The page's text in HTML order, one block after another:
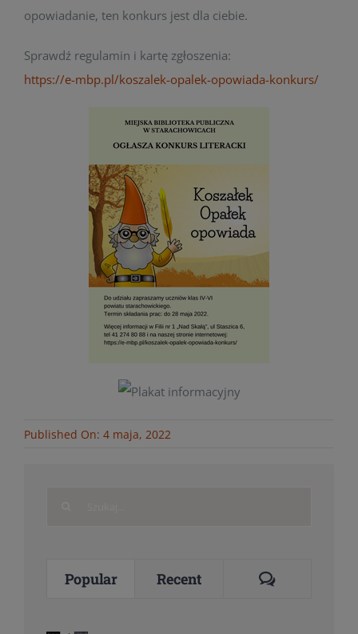
opowiadanie, ten konkurs jest dla ciebie.
Sprawdź regulamin i kartę zgłoszenia:
https://e-mbp.pl/koszalek-opalek-opowiada-konkurs/
Published On: 4 maja, 2022
Popular Recent Comments